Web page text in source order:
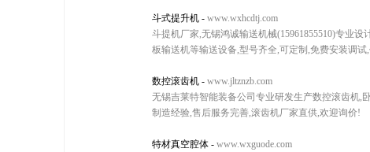
斗式提升机 - www.wxhcdtj.com
斗提机厂家,无锡鸿诚输送机械(15961855510)专业
板输送机等输送设备,型号齐全,可定制,免费安装调试
数控滚齿机 - www.jltznzb.com
无锡吉莱特智能装备公司专业研发生产数控滚齿机,
制造经验,售后服务完善,滚齿机厂家直供,欢迎询价!
特材真空腔体 - www.wxguode.com